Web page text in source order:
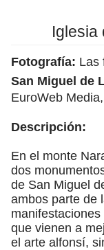
Iglesia
Fotografía: Las
San Miguel de
EuroWeb
Descripción:
En el monte
dos
de San Miguel
ambos parte de
que vienen a
el arte alfonsí,